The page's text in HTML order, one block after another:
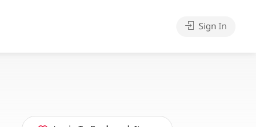
Sign In